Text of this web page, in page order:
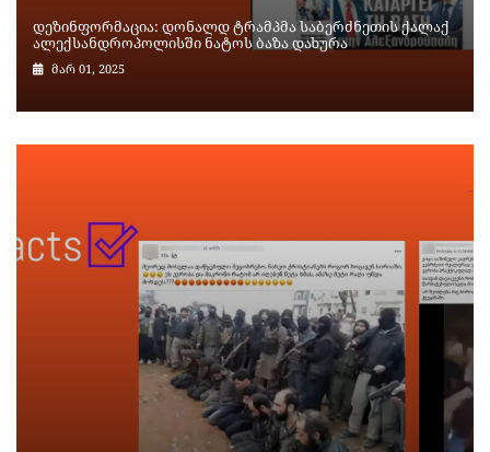
დეზინფორმაცია: დონალდ ტრამპმა საბერძნეთის ქალაქ
ალექსანდროპოლისში ნატოს ბაზა დახურა
მარ 01, 2025